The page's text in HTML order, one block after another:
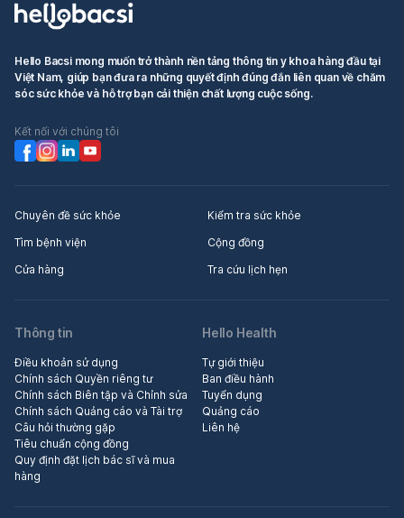
Hello Bacsi mong muốn trở thành nền tảng thông tin y khoa hàng đầu tại
Việt Nam, giúp bạn đưa ra những quyết định đúng đắn liên quan về chăm
sóc sức khỏe và hỗ trợ bạn cải thiện chất lượng cuộc sống.
Kết nối với chúng tôi
Chuyên đề sức khỏe
Kiểm tra sức khỏe
Tìm bệnh viện
Cộng đồng
Cửa hàng
Tra cứu lịch hẹn
Thông tin
Điều khoản sử dụng
Chính sách Quyền riêng tư
Chính sách Biên tập và Chỉnh sửa
Chính sách Quảng cáo và Tài trợ
Câu hỏi thường gặp
Tiêu chuẩn cộng đồng
Quy định đặt lịch bác sĩ và mua
hàng
Hello Health
Tự giới thiệu
Ban điều hành
Tuyển dụng
Quảng cáo
Liên hệ